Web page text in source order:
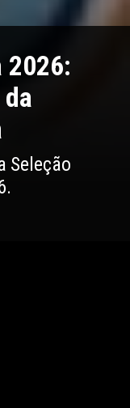
2026:
Seleção